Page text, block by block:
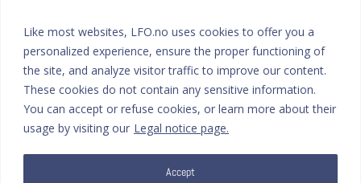
Like most websites, LFO.no uses cookies to offer you a
personalized experience, ensure the proper functioning of
the site, and analyze visitor traffic to improve our content.
These cookies do not contain any sensitive information.
You can accept or refuse cookies, or learn more about their
usage by visiting our Legal notice page.
Accept
Vulkan 11 | 0178 Oslo
Mentions légales
Eduka
ProNote
Suivez nous Nous formons sur